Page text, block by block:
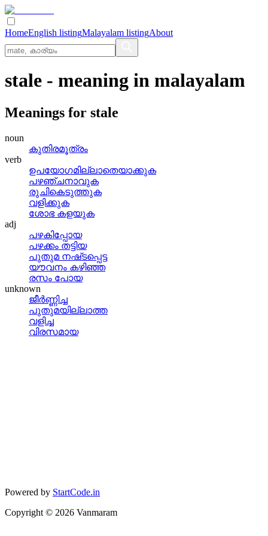
HomeEnglish listingMalayalam listingAbout
stale - meaning in malayalam
Meanings for stale
noun
കുതിരമൂത്രം
verb
ഉപയോഗമില്ലാതെയാക്കുക
പഴഞ്ചനാവുക
രുചികെടുത്തുക
വളിക്കുക
ശോഭ കളയുക
adj
പഴകിപ്പോയ
പഴക്കം തട്ടിയ
പുതുമ നഷ്‌ടപ്പെട്ട
യൗവനം കഴിഞ്ഞ
രസം പോയ
unknown
ജീര്‍ണ്ണിച്ച
പുതുമയില്ലാത്ത
വളിച്ച
വിരസമായ
Powered by StartCode.in
Copyright © 2026 Vanmaram